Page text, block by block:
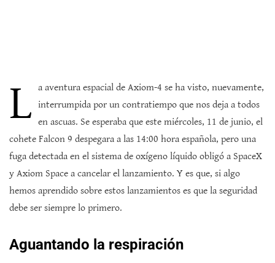
L a aventura espacial de Axiom-4 se ha visto, nuevamente,
interrumpida por un contratiempo que nos deja a todos
en ascuas. Se esperaba que este miércoles, 11 de junio, el
cohete Falcon 9 despegara a las 14:00 hora española, pero una
fuga detectada en el sistema de oxígeno líquido obligó a SpaceX
y Axiom Space a cancelar el lanzamiento. Y es que, si algo
hemos aprendido sobre estos lanzamientos es que la seguridad
debe ser siempre lo primero.
Aguantando la respiración